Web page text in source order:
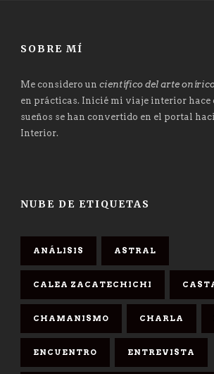
SOBRE MÍ
Me considero un científico del arte
en prácticas. Inicié mi viaje interior hace
sueños se han convertido en el portal
Interior.
NUBE DE ETIQUETAS
ANÁLISIS ASTRAL
CALEA ZACATECHICHI
CHAMANISMO CHARLA
ENCUENTRO ENTREVISTA